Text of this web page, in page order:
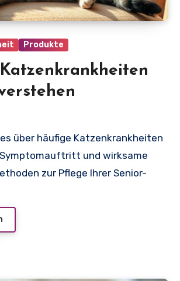
Produkte
und wirksame
zur Pflege Ihrer Senior-